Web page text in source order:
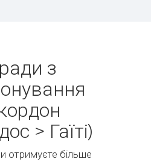
з
> Гаїті)
отримуєте більше